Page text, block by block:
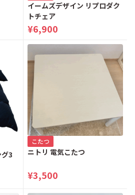
明神町
谷野町
イームズデザイン リプロダク
トチェア
¥6,900
3
こたつ
ニトリ 電気こたつ
¥3,500